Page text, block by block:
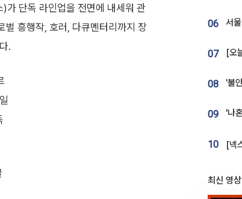
가 단독 라인업을 전면에 내세워 관
벌 흥행작, 호러, 다큐멘터리까지 장
.
06
07
08
09
10
최신 영상